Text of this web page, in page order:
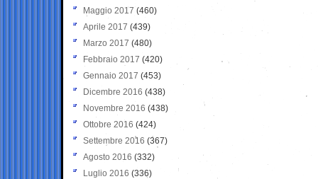
Maggio 2017 (460)
Aprile 2017 (439)
Marzo 2017 (480)
Febbraio 2017 (420)
Gennaio 2017 (453)
Dicembre 2016 (438)
Novembre 2016 (438)
Ottobre 2016 (424)
Settembre 2016 (367)
Agosto 2016 (332)
Luglio 2016 (336)